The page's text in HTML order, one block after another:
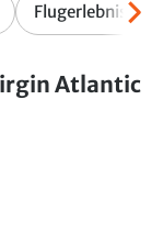
Flugerlebnis
Atlantic